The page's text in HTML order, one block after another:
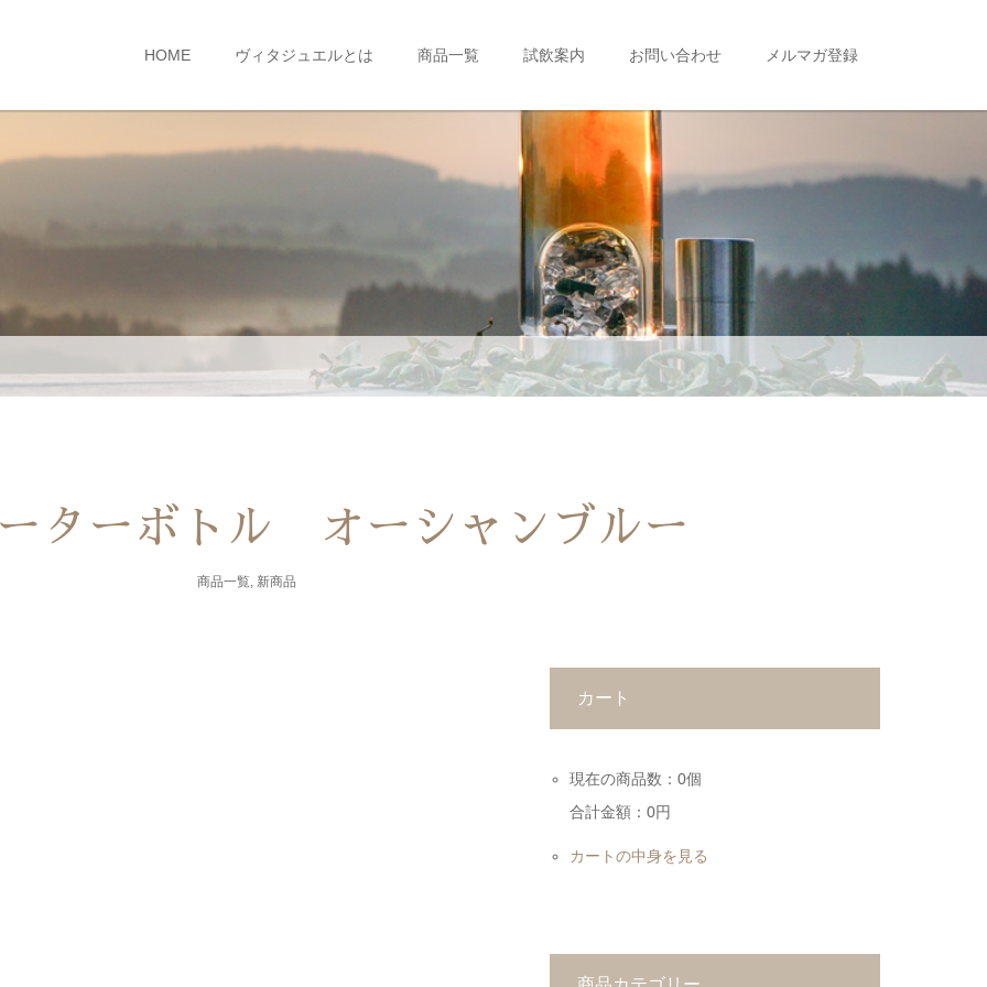
HOME ヴィタジュエルとは 商品一覧 試飲案内 お問い合わせ メルマガ登録
ターボトル オーシャンブルー
商品一覧 新商品
カート
現在の商品数：0個
合計金額：0円
カートの中身を見る